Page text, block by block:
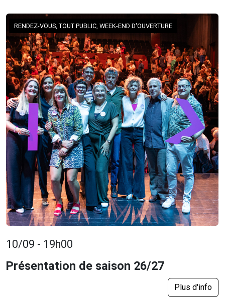
RENDEZ-VOUS, TOUT PUBLIC, WEEK-END D'OUVERTURE
10/09 - 19h00
Présentation de saison 26/27
Plus d'info